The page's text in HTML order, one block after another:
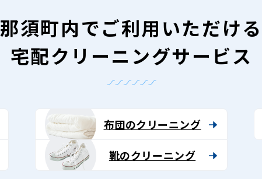
那須町内でご利用いただける
宅配クリーニングサービス
布団のクリーニング
靴のクリーニング